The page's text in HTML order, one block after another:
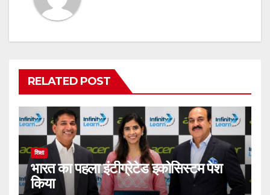
RELATED POST
शिक्षा
भारत का पहला इंटीग्रेटेड इकोसिस्टम पेश
किया